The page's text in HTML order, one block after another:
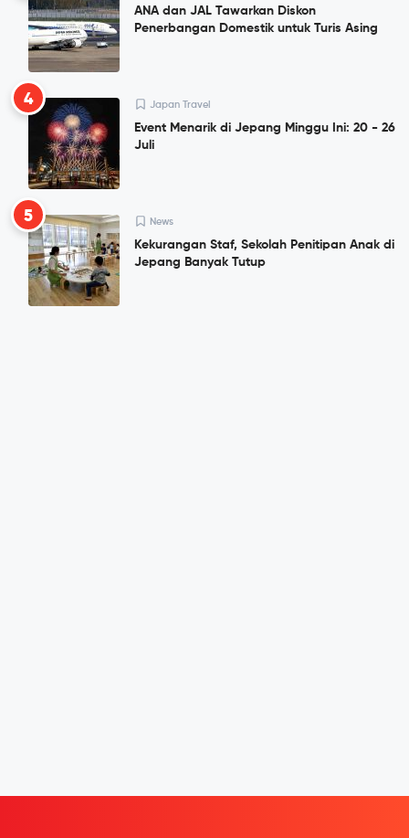
ANA dan JAL Tawarkan Diskon
Penerbangan Domestik untuk Turis Asing
4 Japan Travel
Event Menarik di Jepang Minggu Ini: 20 - 26
Juli
5 News
Kekurangan Staf, Sekolah Penitipan Anak di
Jepang Banyak Tutup